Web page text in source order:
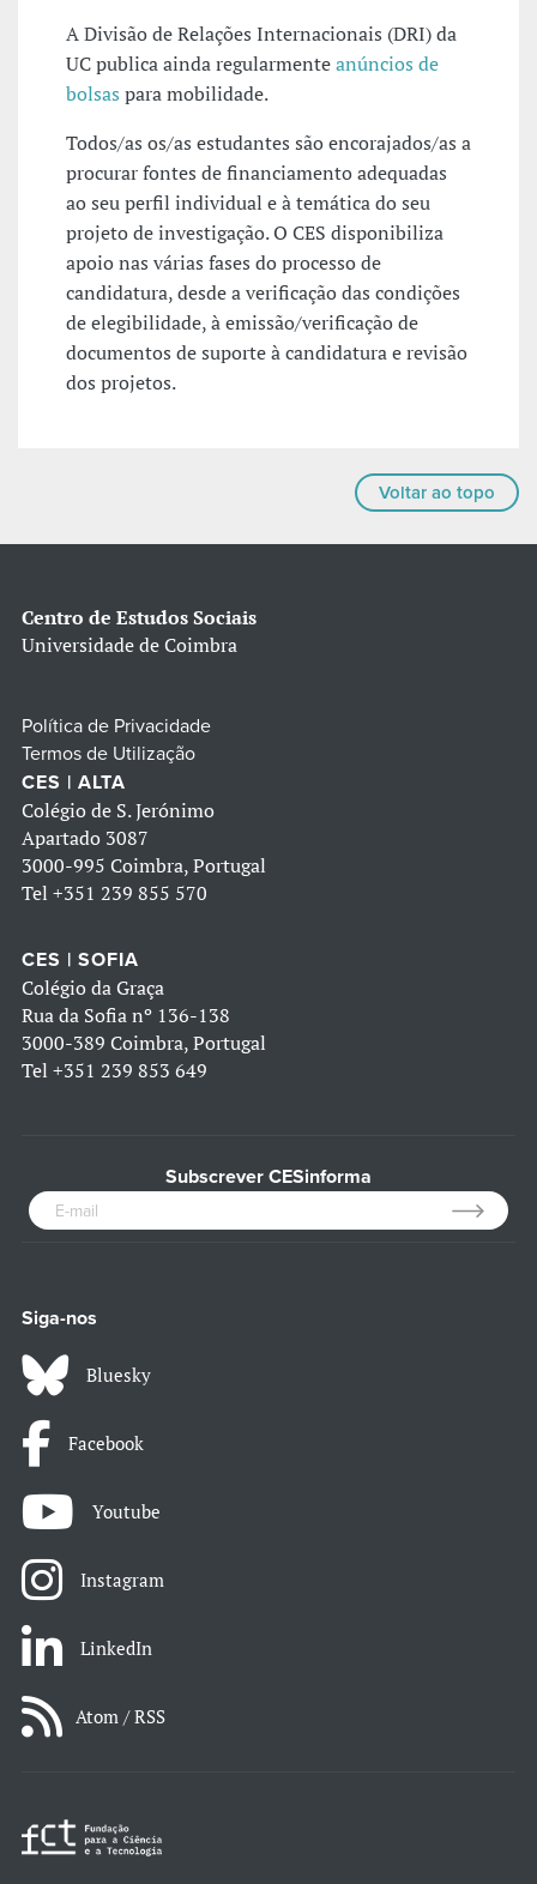
A Divisão de Relações Internacionais (DRI) da
UC publica ainda regularmenteanúncios de
bolsas para mobilidade.
Todos/as os/as estudantes são encorajados/as a
procurar fontes de financiamento adequadas
ao seu perfil individual e à temática do seu
projeto de investigação. O CES disponibiliza
apoio nas várias fases do processo de
candidatura, desde a verificação das condições
de elegibilidade, à emissão/verificação de
documentos de suporte à candidatura e revisão
dos projetos.
Voltar ao topo
Centro de Estudos Sociais
Universidade de Coimbra
Política de Privacidade
Termos de Utilização
CES | ALTA
Colégio de S. Jerónimo
Apartado 3087
3000-995 Coimbra, Portugal
Tel +351 239 855 570
CES | SOFIA
Colégio da Graça
Rua da Sofia nº 136-138
3000-389 Coimbra, Portugal
Tel +351 239 853 649
Subscrever CESinforma
Siga-nos
Bluesky
Facebook
Youtube
Instagram
LinkedIn
Atom / RSS